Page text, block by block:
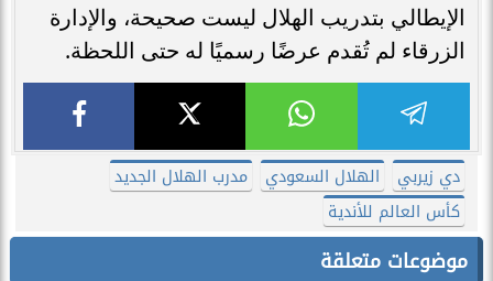
الإيطالي بتدريب الهلال ليست صحيحة، والإدارة
الزرقاء لم تُقدم عرضًا رسميًا له حتى اللحظة.
دي زيربي الهلال السعودي
مدرب الهلال الجديد
كأس العالم للأندية
موضوعات متعلقة